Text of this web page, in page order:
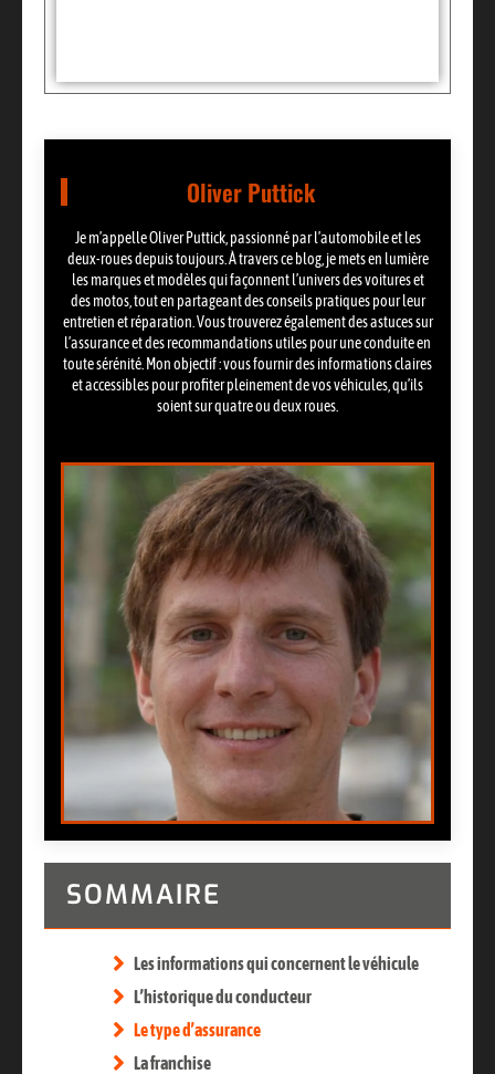
Oliver Puttick
Je m’appelle Oliver Puttick, passionné par l’automobile et les
deux-roues depuis toujours. À travers ce blog, je mets en lumière
les marques et modèles qui façonnent l’univers des voitures et
des motos, tout en partageant des conseils pratiques pour leur
entretien et réparation. Vous trouverez également des astuces sur
l’assurance et des recommandations utiles pour une conduite en
toute sérénité. Mon objectif : vous fournir des informations claires
et accessibles pour profiter pleinement de vos véhicules, qu’ils
soient sur quatre ou deux roues.
SOMMAIRE
Les informations qui concernent le véhicule
L’historique du conducteur
Le type d’assurance
La franchise